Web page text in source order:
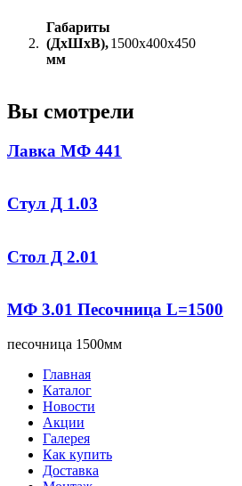
Габариты
(ДхШхВ),
мм
1500х400х450
Вы смотрели
Лавка МФ 441
Стул Д 1.03
Стол Д 2.01
МФ 3.01 Песочница L=1500
песочница 1500мм
Главная
Каталог
Новости
Акции
Галерея
Как купить
Доставка